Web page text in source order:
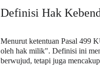
Definisi Hak
Menurut ketentuan Pasal 499
oleh hak milik". Definisi ini
berwujud, tetapi juga